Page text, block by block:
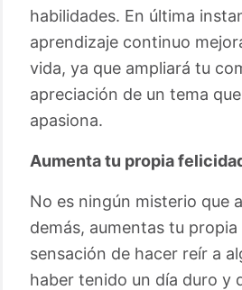
habilidades. En última
aprendizaje continuo
vida, ya que ampliará tu
apreciación de un tema
apasiona.
Aumenta tu propia
No es ningún misterio que
demás, aumentas tu propia
sensación de hacer reír a
haber tenido un día duro y